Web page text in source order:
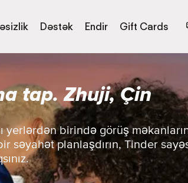
Dəstək Endir Gift Cards
tap. Zhuji, Çin
yerlərdən birində görüş
səyahət planlaşdırın, Tinder